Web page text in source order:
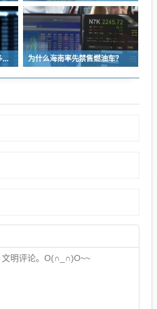
说一说我的境遇，大家或许多少能对于长沙这座城的人事物有些体会 为什么海南率先禁售燃油车？